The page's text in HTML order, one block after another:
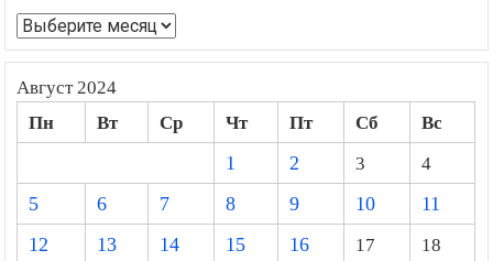
Архивы
Август 2024
Пн Вт Ср Чт Пт Сб
Вс
1
2 3
4
5
6 7 8 9 10
11
12
13 14 15 16 17
18